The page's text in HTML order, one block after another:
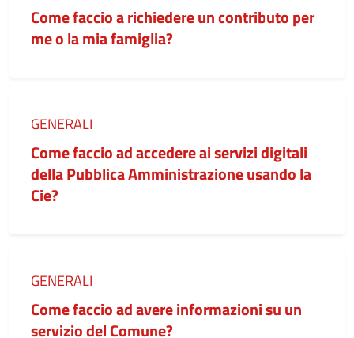
Come faccio a richiedere un contributo per
me o la mia famiglia?
Categoria:
GENERALI
Come faccio ad accedere ai servizi digitali
della Pubblica Amministrazione usando la
Cie?
Categoria:
GENERALI
Come faccio ad avere informazioni su un
servizio del Comune?